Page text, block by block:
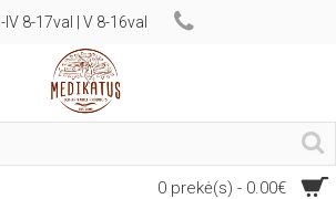
I-IV 8-17val | V 8-16val
0 prekė(s) - 0.00€